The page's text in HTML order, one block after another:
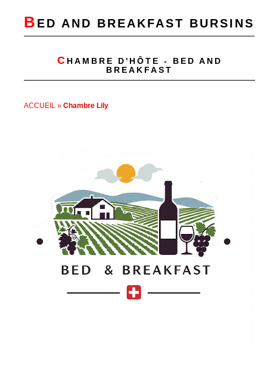
B ED AND BREAKFAST BURSINS
C HAMBRE D'HÔTE - BED AND
BREAKFAST
ACCUEIL » Chambre Lily